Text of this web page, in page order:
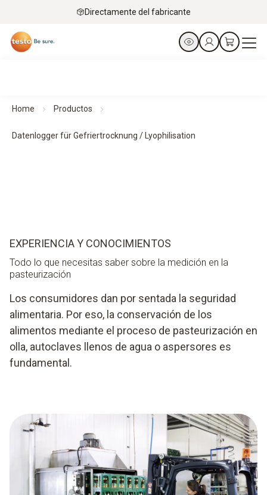
Directamente del fabricante
Home Productos
Datenlogger für Gefriertrocknung / Lyophilisation
EXPERIENCIA Y CONOCIMIENTOS
Todo lo que necesitas saber sobre la medición en la
pasteurización
Los consumidores dan por sentada la seguridad
alimentaria. Por eso, la conservación de los
alimentos mediante el proceso de pasteurización en
olla, autoclaves llenos de agua o aspersores es
fundamental.